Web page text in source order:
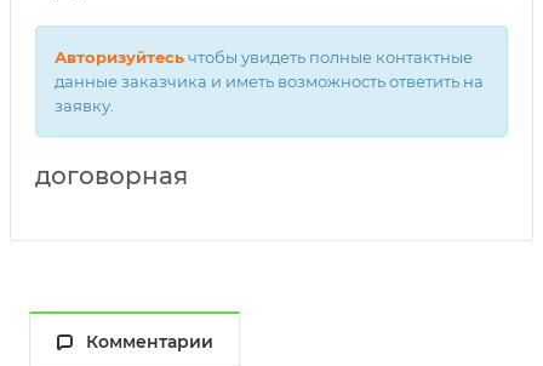
Авторизуйтесьчтобы увидеть полные контактные
данные заказчика и иметь возможность ответить на
заявку.
договорная
Комментарии